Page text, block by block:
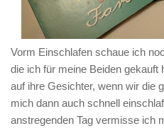
Vorm Einschlafen schaue ich
die ich für meine Beiden
auf ihre Gesichter, wenn wir die
mich dann auch schnell
anstregenden Tag vermisse ich